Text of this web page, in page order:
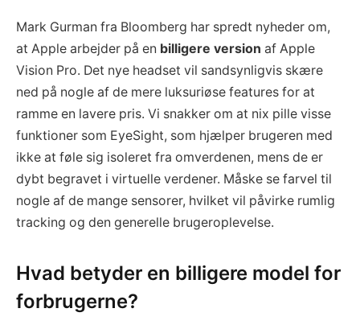
Mark Gurman fra Bloomberg har spredt nyheder om,
at Apple arbejder på en billigere version af Apple
Vision Pro. Det nye headset vil sandsynligvis skære
ned på nogle af de mere luksuriøse features for at
ramme en lavere pris. Vi snakker om at nix pille visse
funktioner som EyeSight, som hjælper brugeren med
ikke at føle sig isoleret fra omverdenen, mens de er
dybt begravet i virtuelle verdener. Måske se farvel til
nogle af de mange sensorer, hvilket vil påvirke rumlig
tracking og den generelle brugeroplevelse.
Hvad betyder en billigere model for
forbrugerne?